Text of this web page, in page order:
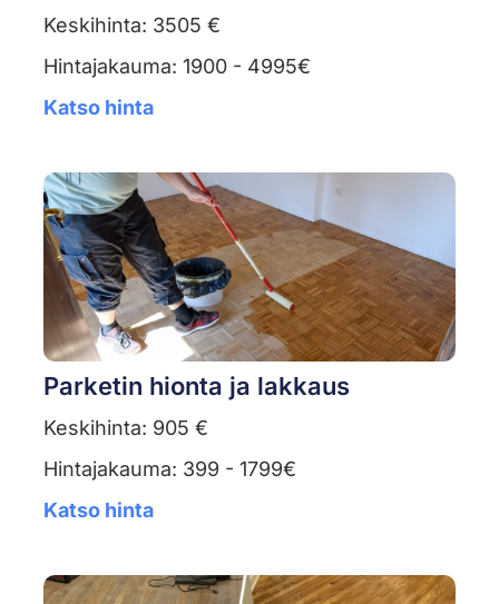
Keskihinta: 3505 €
Hintajakauma: 1900 - 4995€
Katso hinta
Parketin hionta ja lakkaus
Keskihinta: 905 €
Hintajakauma: 399 - 1799€
Katso hinta